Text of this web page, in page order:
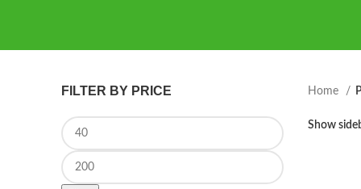
FILTER BY PRICE
Min price
Max price
Home
Show